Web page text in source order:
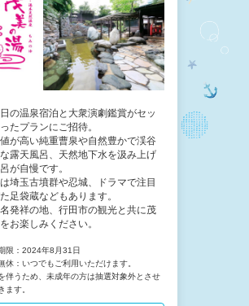
の温泉宿泊と大衆演劇鑑賞がセッ
たプランにご招待。
が高い純重曹泉や自然豊かで渓谷
露天風呂、天然地下水を汲み上げ
が自慢です。
埼玉古墳群や忍城、ドラマで注目
足袋蔵などもあります。
発祥の地、行田市の観光と共に茂
お楽しみください。
限：2024年8月31日
休：いつでもご利用いただけます。
伴うため、未成年の方は抽選対象外とさせ
ます。